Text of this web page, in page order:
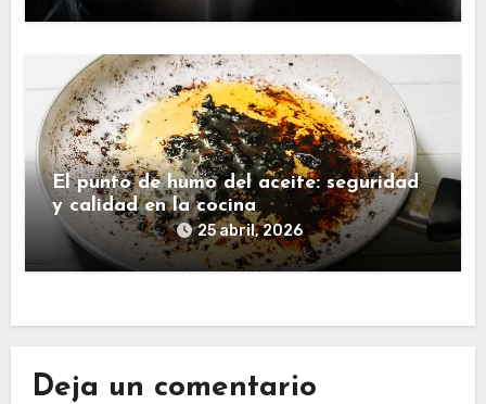
El punto de humo del aceite: seguridad
y calidad en la cocina
25 abril, 2026
Deja un comentario